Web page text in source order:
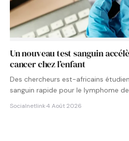
Un nouveau test sanguin
cancer chez l’enfant
Des chercheurs est-africains
sanguin rapide pour le lymphome
Socialnetlink·4 Août 2026